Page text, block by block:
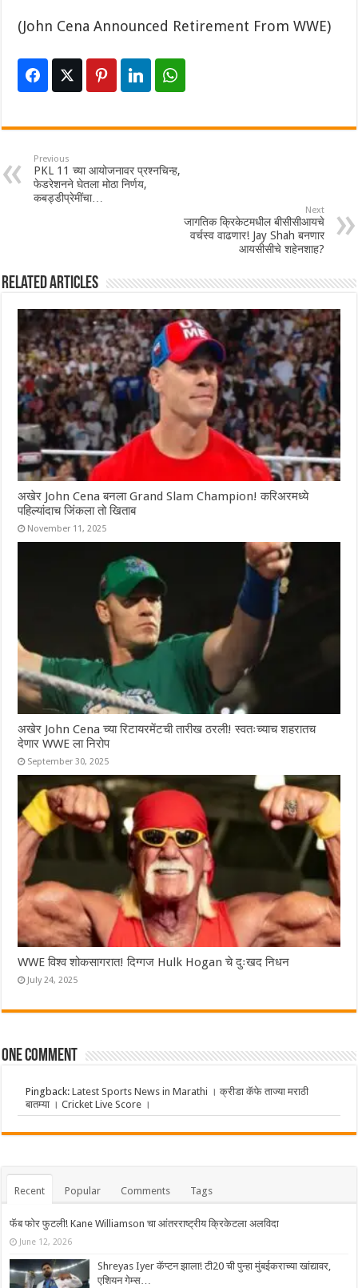
(John Cena Announced Retirement From WWE)
Previous
PKL 11 च्या आयोजनावर प्रश्नचिन्ह,
फेडरेशनने घेतला मोठा निर्णय,
कबड्डीप्रेमींचा…
Next
जागतिक क्रिकेटमधील बीसीसीआयचे
वर्चस्व वाढणार! Jay Shah बनणार
आयसीसीचे शहेनशाह?
Related Articles
अखेर John Cena बनला Grand Slam Champion! करिअरमध्ये
पहिल्यांदाच जिंकला तो खिताब
November 11, 2025
अखेर John Cena च्या रिटायरमेंटची तारीख ठरली! स्वतःच्याच शहरातच
देणार WWE ला निरोप
September 30, 2025
WWE विश्व शोकसागरात! दिग्गज Hulk Hogan चे दुःखद निधन
July 24, 2025
One comment
Pingback:Latest Sports News in Marathi । क्रीडा कॅफे ताज्या मराठी
बातम्या । Cricket Live Score ।
Recent Popular Comments Tags
फॅब फोर फुटली! Kane Williamson चा आंतरराष्ट्रीय क्रिकेटला अलविदा
June 12, 2026
Shreyas Iyer कॅप्टन झाला! टी20 ची पुन्हा मुंबईकराच्या खांद्यावर,
एशियन गेम्स…